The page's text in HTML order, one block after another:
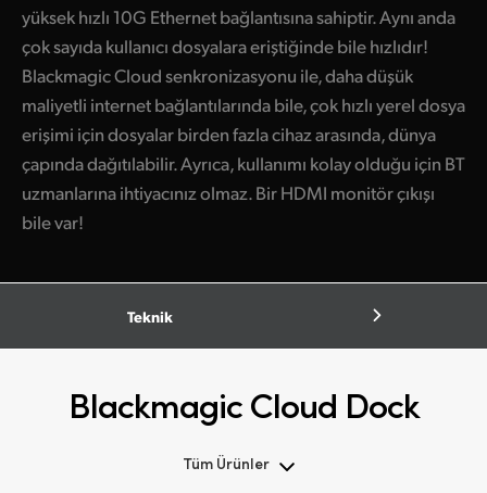
yüksek hızlı 10G Ethernet bağlantısına sahiptir. Aynı anda
çok sayıda kullanıcı dosyalara eriştiğinde bile hızlıdır!
Blackmagic Cloud senkronizasyonu ile, daha düşük
maliyetli internet bağlantılarında bile, çok hızlı yerel dosya
erişimi için dosyalar birden fazla cihaz arasında, dünya
çapında dağıtılabilir. Ayrıca, kullanımı kolay olduğu için BT
uzmanlarına ihtiyacınız olmaz. Bir HDMI monitör çıkışı
bile var!
Teknik
Blackmagic Cloud Dock
Tüm Ürünler